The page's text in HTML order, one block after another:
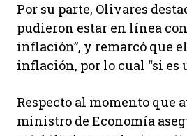
Por su parte, Olivares
pudieron estar en línea
inflación”, y remarcó que
inflación, por lo cual “si es
Respecto al momento que
ministro de Economía